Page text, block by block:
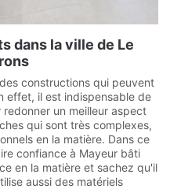
dans la ville de Le
constructions qui peuvent
effet, il est indispensable de
un meilleur aspect
qui sont très complexes,
en la matière. Dans ce
confiance à Mayeur bâti
en la matière et sachez qu'il
aussi des matériels